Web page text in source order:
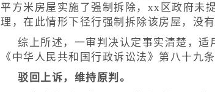
平方米房屋实施了强制拆除，xx区政府未
理，在此情形下径行强制拆除该房屋，没
综上所述，一审判决认定事实清楚，
《中华人民共和国行政诉讼法》第八十九
驳回上诉，维持原判。